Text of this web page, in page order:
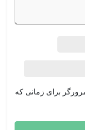
برای زمانی که